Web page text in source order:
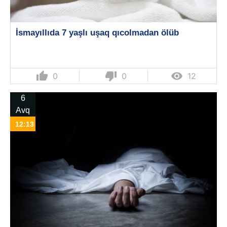
İsmayıllıda 7 yaşlı uşaq qıcolmadan ölüb
thumb_up 0 thumb_down 0  12
6
Avq
12:13